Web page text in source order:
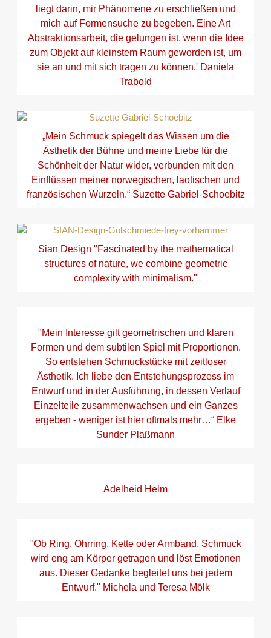
liegt darin, mir Phänomene zu erschließen und
mich auf Formensuche zu begeben. Eine Art
Abstraktionsarbeit, die gelungen ist, wenn die Idee
zum Objekt auf kleinstem Raum geworden ist, um
sie an und mit sich tragen zu können.' Daniela
Trabold
„Mein Schmuck spiegelt das Wissen um die
Ästhetik der Bühne und meine Liebe für die
Schönheit der Natur wider, verbunden mit den
Einflüssen meiner norwegischen, laotischen und
französischen Wurzeln.“ Suzette Gabriel-Schoebitz
Sian Design "Fascinated by the mathematical
structures of nature, we combine geometric
complexity with minimalism."
"Mein Interesse gilt geometrischen und klaren
Formen und dem subtilen Spiel mit Proportionen.
So entstehen Schmuckstücke mit zeitloser
Ästhetik. Ich liebe den Entstehungsprozess im
Entwurf und in der Ausführung, in dessen Verlauf
Einzelteile zusammenwachsen und ein Ganzes
ergeben - weniger ist hier oftmals mehr…“ Elke
Sunder Plaßmann
Adelheid Helm
"Ob Ring, Ohrring, Kette oder Armband, Schmuck
wird eng am Körper getragen und löst Emotionen
aus. Dieser Gedanke begleitet uns bei jedem
Entwurf." Michela und Teresa Mölk